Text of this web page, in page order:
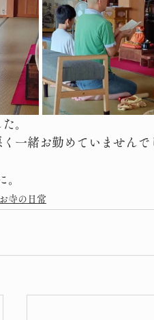
。
一緒お勤めていません
。
お寺の日常